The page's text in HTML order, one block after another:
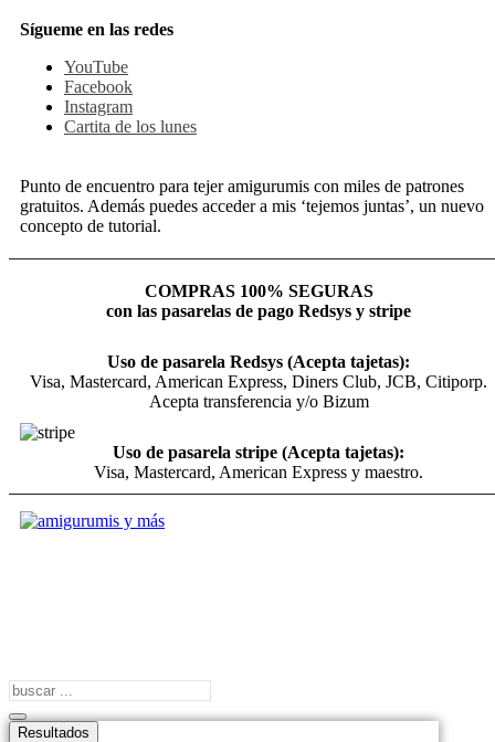
Sígueme en las redes
YouTube
Facebook
Instagram
Cartita de los lunes
Punto de encuentro para tejer amigurumis con miles de patrones
gratuitos. Además puedes acceder a mis ‘tejemos juntas’, un nuevo
concepto de tutorial.
COMPRAS 100% SEGURAS
con las pasarelas de pago Redsys y stripe
Uso de pasarela Redsys (Acepta tajetas):
Visa, Mastercard, American Express, Diners Club, JCB, Citiporp.
Acepta transferencia y/o Bizum
Uso de pasarela stripe (Acepta tajetas):
Visa, Mastercard, American Express y maestro.
Search
Resultados